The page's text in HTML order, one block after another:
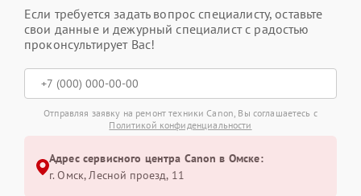
Если требуется задать вопрос специалисту, оставьте
свои данные и дежурный специалист с радостью
проконсультирует Вас!
Отправляя заявку на ремонт техники Canon, Вы соглашаетесь с
Политикой конфиденциальности
Адрес сервисного центра Canon в Омске:
г. Омск, ​Лесной проезд, 11